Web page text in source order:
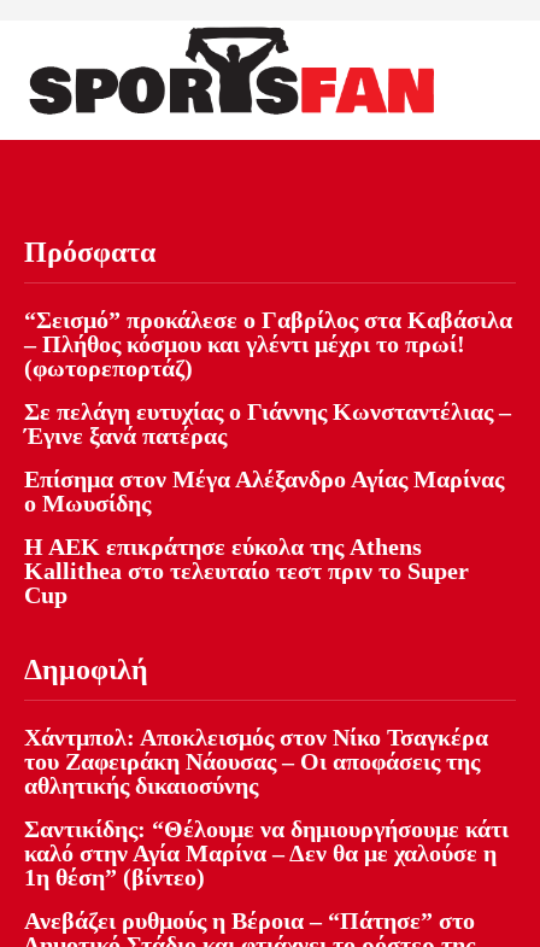
Πρόσφατα
“Σεισμό” προκάλεσε ο Γαβρίλος στα Καβάσιλα
– Πλήθος κόσμου και γλέντι μέχρι το πρωί!
(φωτορεπορτάζ)
Σε πελάγη ευτυχίας ο Γιάννης Κωνσταντέλιας –
Έγινε ξανά πατέρας
Επίσημα στον Μέγα Αλέξανδρο Αγίας Μαρίνας
ο Μωυσίδης
Η ΑΕΚ επικράτησε εύκολα της Athens
Kallithea στο τελευταίο τεστ πριν το Super
Cup
Δημοφιλή
Χάντμπολ: Αποκλεισμός στον Νίκο Τσαγκέρα
του Ζαφειράκη Νάουσας – Οι αποφάσεις της
αθλητικής δικαιοσύνης
Σαντικίδης: “Θέλουμε να δημιουργήσουμε κάτι
καλό στην Αγία Μαρίνα – Δεν θα με χαλούσε η
1η θέση” (βίντεο)
Ανεβάζει ρυθμούς η Βέροια – “Πάτησε” στο